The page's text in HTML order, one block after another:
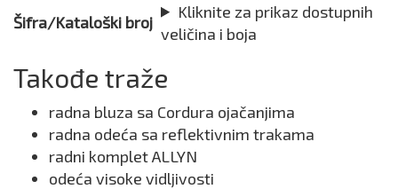
Šifra/Kataloški broj
Kliknite za prikaz dostupnih
veličina i boja
Takođe traže
radna bluza sa Cordura ojačanjima
radna odeća sa reflektivnim trakama
radni komplet ALLYN
odeća visoke vidljivosti